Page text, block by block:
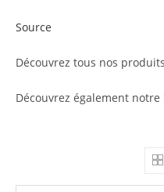
Source
Découvrez tous nos
Découvrez également